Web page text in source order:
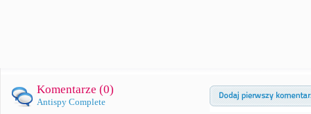
Komentarze (0)
Antispy Complete